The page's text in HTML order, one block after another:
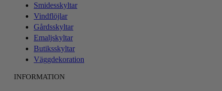
Smidesskyltar
Vindflöjlar
Gårdsskyltar
Emaljskyltar
Butiksskyltar
Väggdekoration
INFORMATION